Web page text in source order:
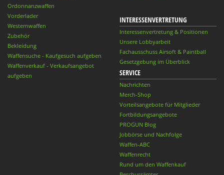
Ordonnanzwaffen
Vorderlader
Westernwaffen
Zubehör
Bekleidung
Waffensuche - Kaufgesuch aufgeben
Waffenverkauf - Verkaufsangebot
aufgeben
INTERESSENVERTRETUNG
Interessenvertretung & Positionen
Unsere Lobbyarbeit
Fachausschuss Airsoft & Paintball
Gesetzgebung im Überblick
SERVICE
Nachrichten
Merch-Shop
Vorteilsangebote für Mitglieder
Fortbildungsangebote
PROGUN Blog
Jobbörse und Nachfolge
Waffen-ABC
Waffenrecht
Rund um den Waffenkauf